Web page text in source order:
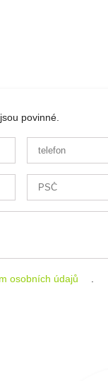
povinné.
osobních údajů .